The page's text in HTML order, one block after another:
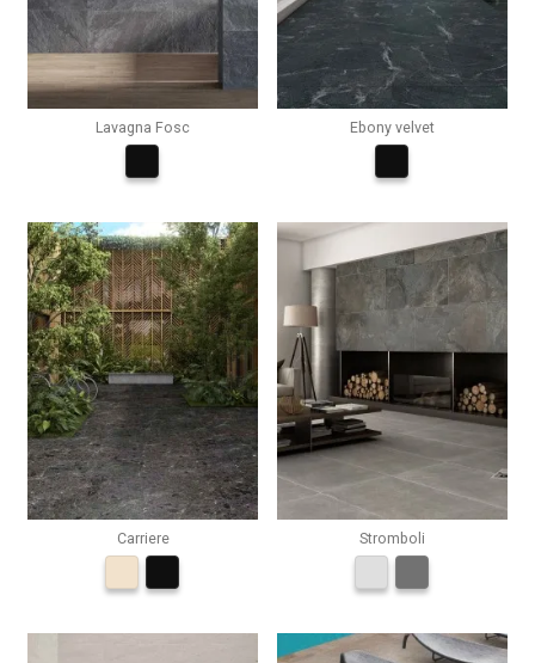
Lavagna Fosc Ebony velvet
Carriere Stromboli